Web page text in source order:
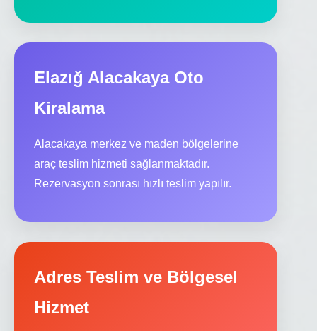
Elazığ Alacakaya Oto
Kiralama
Alacakaya merkez ve maden bölgelerine
araç teslim hizmeti sağlanmaktadır.
Rezervasyon sonrası hızlı teslim yapılır.
Adres Teslim ve Bölgesel
Hizmet